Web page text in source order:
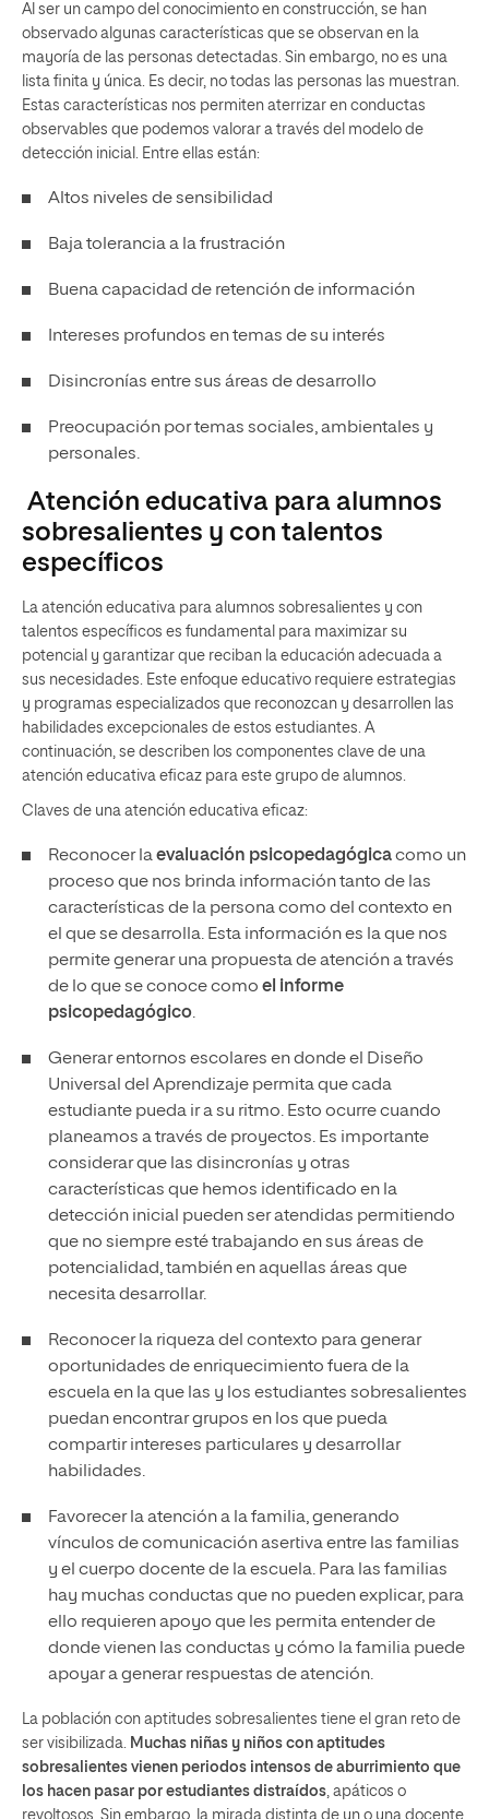
Al ser un campo del conocimiento en construcción, se han
observado algunas características que se observan en la
mayoría de las personas detectadas. Sin embargo, no es una
lista finita y única. Es decir, no todas las personas las muestran.
Estas características nos permiten aterrizar en conductas
observables que podemos valorar a través del modelo de
detección inicial. Entre ellas están:
Altos niveles de sensibilidad
Baja tolerancia a la frustración
Buena capacidad de retención de información
Intereses profundos en temas de su interés
Disincronías entre sus áreas de desarrollo
Preocupación por temas sociales, ambientales y
personales.
Atención educativa para alumnos
sobresalientes y con talentos
específicos
La atención educativa para alumnos sobresalientes y con
talentos específicos es fundamental para maximizar su
potencial y garantizar que reciban la educación adecuada a
sus necesidades. Este enfoque educativo requiere estrategias
y programas especializados que reconozcan y desarrollen las
habilidades excepcionales de estos estudiantes. A
continuación, se describen los componentes clave de una
atención educativa eficaz para este grupo de alumnos.
Claves de una atención educativa eficaz:
Reconocer laevaluación psicopedagógicacomo un
proceso que nos brinda información tanto de las
características de la persona como del contexto en
el que se desarrolla. Esta información es la que nos
permite generar una propuesta de atención a través
de lo que se conoce como el informe
psicopedagógico.
Generar entornos escolares en donde el Diseño
Universal del Aprendizaje permita que cada
estudiante pueda ir a su ritmo. Esto ocurre cuando
planeamos a través de proyectos. Es importante
considerar que las disincronías y otras
características que hemos identificado en la
detección inicial pueden ser atendidas permitiendo
que no siempre esté trabajando en sus áreas de
potencialidad, también en aquellas áreas que
necesita desarrollar.
Reconocer la riqueza del contexto para generar
oportunidades de enriquecimiento fuera de la
escuela en la que las y los estudiantes sobresalientes
puedan encontrar grupos en los que pueda
compartir intereses particulares y desarrollar
habilidades.
Favorecer la atención a la familia, generando
vínculos de comunicación asertiva entre las familias
y el cuerpo docente de la escuela. Para las familias
hay muchas conductas que no pueden explicar, para
ello requieren apoyo que les permita entender de
donde vienen las conductas y cómo la familia puede
apoyar a generar respuestas de atención.
La población con aptitudes sobresalientes tiene el gran reto de
ser visibilizada.
Muchas niñas y niños con aptitudes
sobresalientes vienen periodos intensos de aburrimiento que
los hacen pasar por estudiantes distraídos , apáticos o
revoltosos. Sin embargo, la mirada distinta de un o una docente,